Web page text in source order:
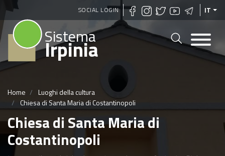
Salta
al
contenuto
SOCIAL LOGIN IT
Sistema
Irpinia
Home
Luoghi della cultura
Chiesa di Santa Maria di Costantinopoli
Chiesa di Santa Maria di
Costantinopoli